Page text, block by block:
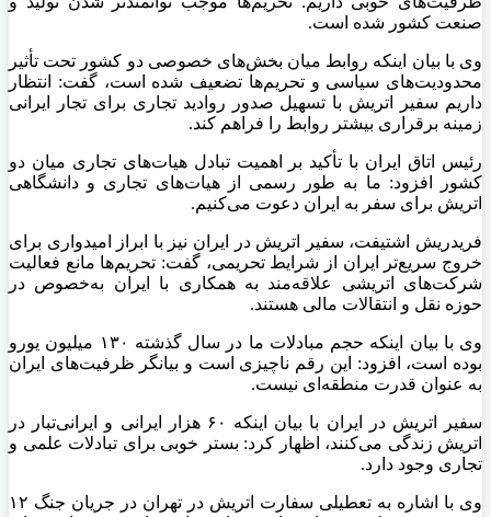
صنعت کشور شده است.
وی با بیان اینکه روابط میان بخش‌های خصوصی دو کشور تحت تأثیر
محدودیت‌های سیاسی و تحریم‌ها تضعیف شده است، گفت: انتظار
داریم سفیر اتریش با تسهیل صدور روادید تجاری برای تجار ایرانی
زمینه برقراری بیشتر روابط را فراهم کند.
رئیس اتاق ایران با تأکید بر اهمیت تبادل هیات‌های تجاری میان دو
کشور افزود: ما به طور رسمی از هیات‌های تجاری و دانشگاهی
اتریش برای سفر به ایران دعوت می‌کنیم.
فریدریش اشتیفت، سفیر اتریش در ایران نیز با ابراز امیدواری برای
خروج سریع‌تر ایران از شرایط تحریمی، گفت: تحریم‌ها مانع فعالیت
شرکت‌های اتریشی علاقه‌مند به همکاری با ایران به‌خصوص در
حوزه نقل و انتقالات مالی هستند.
وی با بیان اینکه حجم مبادلات ما در سال گذشته ۱۳۰ میلیون یورو
بوده است، افزود: این رقم ناچیزی است و بیانگر ظرفیت‌های ایران
به عنوان قدرت منطقه‌ای نیست.
سفیر اتریش در ایران با بیان اینکه ۶۰ هزار ایرانی و ایرانی‌تبار در
اتریش زندگی می‌کنند، اظهار کرد: بستر خوبی برای تبادلات علمی و
تجاری وجود دارد.
وی با اشاره به تعطیلی سفارت اتریش در تهران در جریان جنگ ۱۲